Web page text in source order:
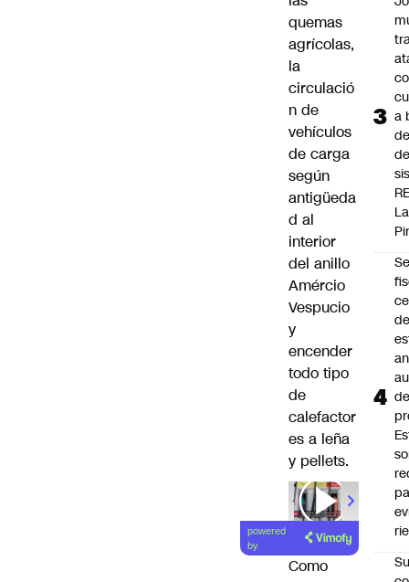
quemas
agrícolas,
la
circulació
n de
vehículos
de carga
según
antigüeda
d al
interior
del anillo
Amércio
Vespucio
y
encender
todo tipo
de
calefactor
es a leña
y pellets.
powered
by
Como
a
La
de
de